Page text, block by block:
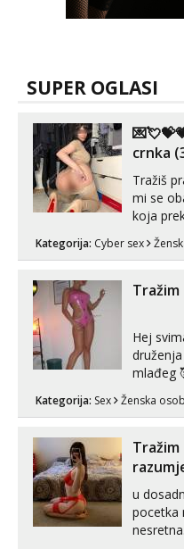
SUPER OGLASI
crnka
Tražiš
mi se
koja
vidio,
bolje da
vjeruj
Kategorija: Cyber sex
Tražim
Hej
mlađeg 🥰 Klikni na link ispod i
Kategorija: Sex Ženska
u
pocetka